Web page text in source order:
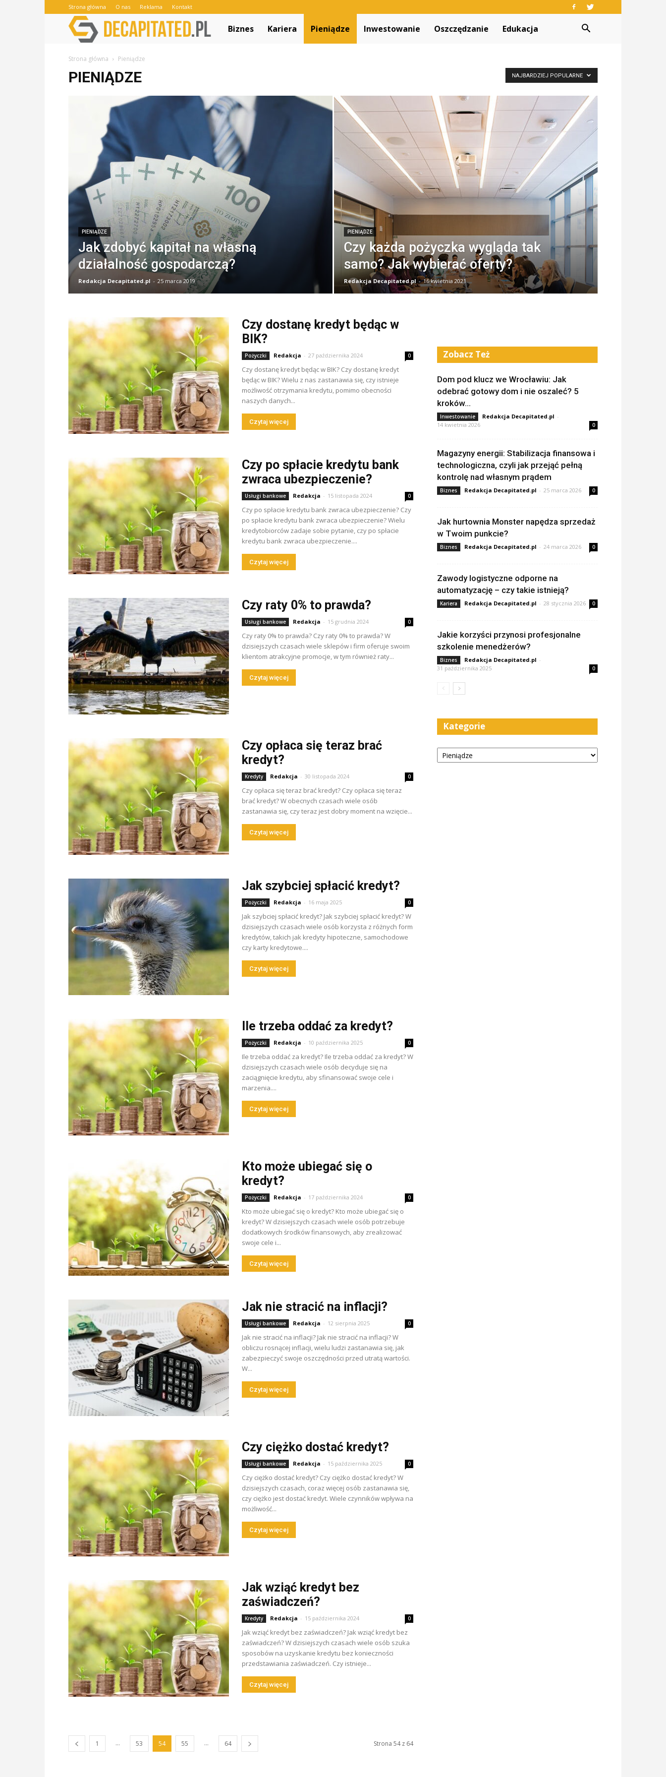
Strona główna O nas Reklama Kontakt
Decapitated.pl
Biznes Kariera Pieniądze Inwestowanie Oszczędzanie Edukacja
Strona główna Pieniądze
PIENIĄDZE NAJBARDZIEJ POPULARNE
PIENIĄDZE
Jak zdobyć kapitał na własną
działalność gospodarczą?
Redakcja Decapitated.pl - 25 marca 2019
PIENIĄDZE
Czy każda pożyczka wygląda tak
samo? Jak wybierać oferty?
Redakcja Decapitated.pl - 16 kwietnia 2021
Czy dostanę kredyt będąc w
BIK?
Pożyczki Redakcja - 27 października 2024 0
Czy dostanę kredyt będąc w BIK? Czy dostanę kredyt
będąc w BIK? Wielu z nas zastanawia się, czy istnieje
możliwość otrzymania kredytu, pomimo obecności
naszych danych...
Czytaj więcej
Czy po spłacie kredytu bank
zwraca ubezpieczenie?
Usługi bankowe Redakcja - 15 listopada 2024 0
Czy po spłacie kredytu bank zwraca ubezpieczenie? Czy
po spłacie kredytu bank zwraca ubezpieczenie? Wielu
kredytobiorców zadaje sobie pytanie, czy po spłacie
kredytu bank zwraca ubezpieczenie....
Czytaj więcej
Czy raty 0% to prawda?
Usługi bankowe Redakcja - 15 grudnia 2024 0
Czy raty 0% to prawda? Czy raty 0% to prawda? W
dzisiejszych czasach wiele sklepów i firm oferuje swoim
klientom atrakcyjne promocje, w tym również raty...
Czytaj więcej
Czy opłaca się teraz brać
kredyt?
Kredyty Redakcja - 30 listopada 2024 0
Czy opłaca się teraz brać kredyt? Czy opłaca się teraz
brać kredyt? W obecnych czasach wiele osób
zastanawia się, czy teraz jest dobry moment na wzięcie...
Czytaj więcej
Jak szybciej spłacić kredyt?
Pożyczki Redakcja - 16 maja 2025 0
Jak szybciej spłacić kredyt? Jak szybciej spłacić kredyt? W
dzisiejszych czasach wiele osób korzysta z różnych form
kredytów, takich jak kredyty hipoteczne, samochodowe
czy karty kredytowe....
Czytaj więcej
Ile trzeba oddać za kredyt?
Pożyczki Redakcja - 10 października 2025 0
Ile trzeba oddać za kredyt? Ile trzeba oddać za kredyt? W
dzisiejszych czasach wiele osób decyduje się na
zaciągnięcie kredytu, aby sfinansować swoje cele i
marzenia....
Czytaj więcej
Kto może ubiegać się o
kredyt?
Pożyczki Redakcja - 17 października 2024 0
Kto może ubiegać się o kredyt? Kto może ubiegać się o
kredyt? W dzisiejszych czasach wiele osób potrzebuje
dodatkowych środków finansowych, aby zrealizować
swoje cele i...
Czytaj więcej
Jak nie stracić na inflacji?
Usługi bankowe Redakcja - 12 sierpnia 2025 0
Jak nie stracić na inflacji? Jak nie stracić na inflacji? W
obliczu rosnącej inflacji, wielu ludzi zastanawia się, jak
zabezpieczyć swoje oszczędności przed utratą wartości.
W...
Czytaj więcej
Czy ciężko dostać kredyt?
Usługi bankowe Redakcja - 15 października 2025 0
Czy ciężko dostać kredyt? Czy ciężko dostać kredyt? W
dzisiejszych czasach, coraz więcej osób zastanawia się,
czy ciężko jest dostać kredyt. Wiele czynników wpływa na
możliwość...
Czytaj więcej
Jak wziąć kredyt bez
zaświadczeń?
Kredyty Redakcja - 15 października 2024 0
Jak wziąć kredyt bez zaświadczeń? Jak wziąć kredyt bez
zaświadczeń? W dzisiejszych czasach wiele osób szuka
sposobów na uzyskanie kredytu bez konieczności
przedstawiania zaświadczeń. Czy istnieje...
Czytaj więcej
1 ... 53 54 55 ... 64 Strona 54 z 64
Zobacz Też
Dom pod klucz we Wrocławiu: Jak
odebrać gotowy dom i nie oszaleć? 5
kroków...
Inwestowanie Redakcja Decapitated.pl -
14 kwietnia 2026
0
Magazyny energii: Stabilizacja finansowa i
technologiczna, czyli jak przejąć pełną
kontrolę nad własnym prądem
Biznes Redakcja Decapitated.pl - 25 marca 2026 0
Jak hurtownia Monster napędza sprzedaż
w Twoim punkcie?
Biznes Redakcja Decapitated.pl - 24 marca 2026 0
Zawody logistyczne odporne na
automatyzację – czy takie istnieją?
Kariera Redakcja Decapitated.pl - 28 stycznia 2026 0
Jakie korzyści przynosi profesjonalne
szkolenie menedżerów?
Biznes Redakcja Decapitated.pl -
31 października 2025
0
Kategorie
Kategorie